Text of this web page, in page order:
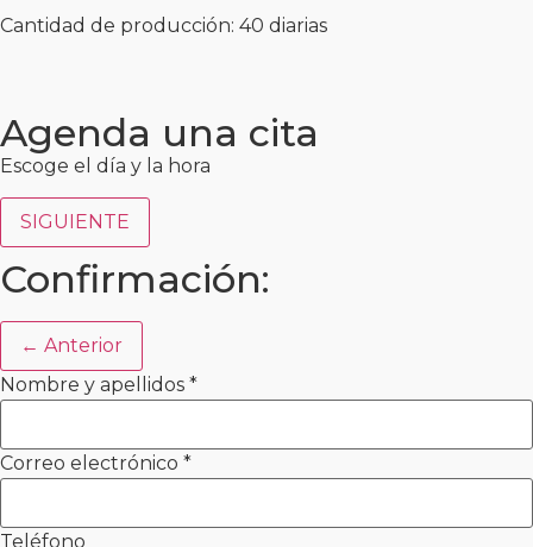
Cantidad de producción: 40 diarias
Agenda una cita
Escoge el día y la hora
SIGUIENTE
Confirmación:
← Anterior
Nombre y apellidos *
Correo electrónico *
Teléfono